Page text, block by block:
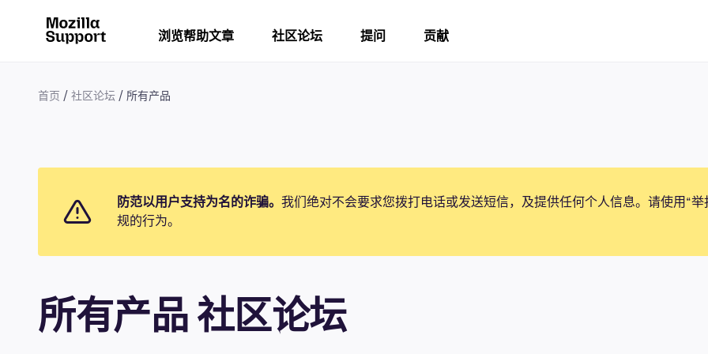
浏览帮助文章 社区论坛 提问 贡献
首页 社区论坛 所有产品
防范以用户支持为名的诈骗。 我们绝对不会要求您拨打电话或发送短信，及提供任何个人信息。请使用“
规的行为。
所有产品 社区论坛